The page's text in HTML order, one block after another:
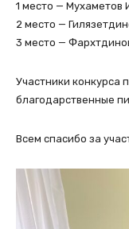
1 место — Мухаметов
2 место —
3 место —
Участники конкурса
благодарственные
Всем спасибо за